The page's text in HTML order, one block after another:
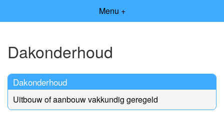
Menu +
Dakonderhoud
Dakonderhoud
Uitbouw of aanbouw vakkundig geregeld